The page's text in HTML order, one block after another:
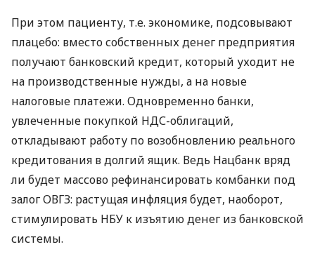
При этом пациенту, т.е. экономике, подсовывают
плацебо: вместо собственных денег предприятия
получают банковский кредит, который уходит не
на производственные нужды, а на новые
налоговые платежи. Одновременно банки,
увлеченные покупкой НДС-облигаций,
откладывают работу по возобновлению реального
кредитования в долгий ящик. Ведь Нацбанк вряд
ли будет массово рефинансировать комбанки под
залог ОВГЗ: растущая инфляция будет, наоборот,
стимулировать НБУ к изъятию денег из банковской
системы.